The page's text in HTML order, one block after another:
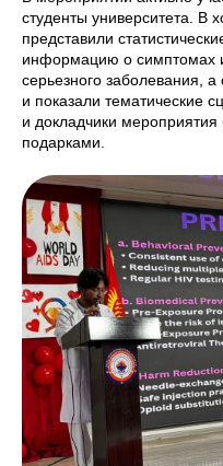
студенты университета. В
представили
информацию о симптомах
серьезного заболевания,
и показали тематические
и докладчики
подарками.